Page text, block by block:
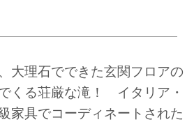
大理石でできた玄関フロアの
くる荘厳な滝！ イタリア・
家具でコーディネートされた